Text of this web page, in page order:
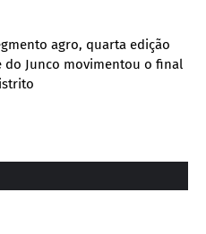
agro, quarta edição
do Junco movimentou o final